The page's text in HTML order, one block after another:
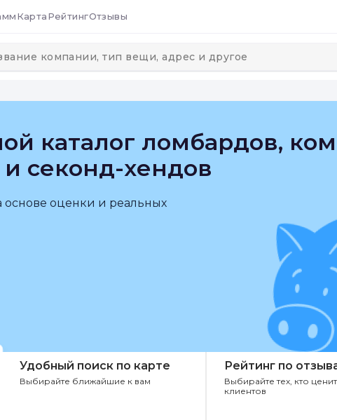
КартаРейтингОтзывы
каталог ломбардов,
секонд-хендов
оценки и реальных
Удобный поиск по карте
Выбирайте ближайшие к вам
Рейтинг по
Выбирайте тех, кто
клиентов